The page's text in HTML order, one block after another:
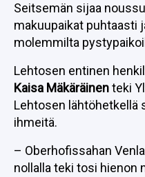
Seitsemän sijaa
makuupaikat puhtaasti
molemmilta
Lehtosen entinen
Kaisa Mäkäräinenteki
Lehtosen lähtöhetkellä
ihmeitä.
– Oberhofissahan
nollalla teki tosi hienon